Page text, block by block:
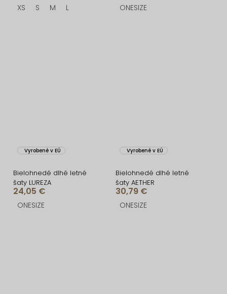
XS S M L ONESIZE
Vyrobené v EÚ
Bielohnedé dlhé letné
šaty LUREZA
24,05 €
ONESIZE
Vyrobené v EÚ
Bielohnedé dlhé letné
šaty AETHER
30,79 €
ONESIZE